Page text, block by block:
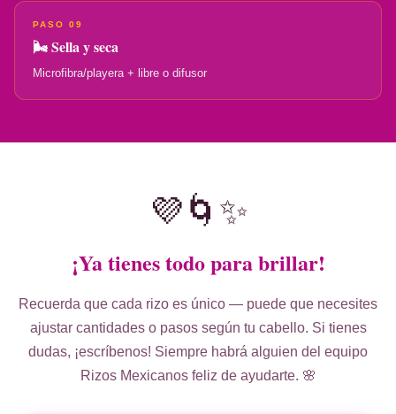
PASO 09
🌬️ Sella y seca
Microfibra/playera + libre o difusor
💜🌀✨
¡Ya tienes todo para brillar!
Recuerda que cada rizo es único — puede que necesites
ajustar cantidades o pasos según tu cabello. Si tienes
dudas, ¡escríbenos! Siempre habrá alguien del equipo
Rizos Mexicanos feliz de ayudarte. 🌸